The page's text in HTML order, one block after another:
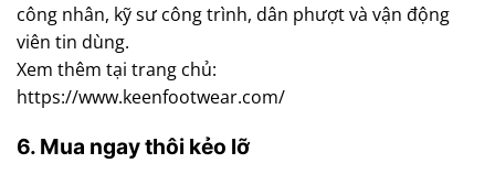
công nhân, kỹ sư công trình, dân phượt và vận động
viên tin dùng.
Xem thêm tại trang chủ:
https://www.keenfootwear.com/
6. Mua ngay thôi kẻo lỡ